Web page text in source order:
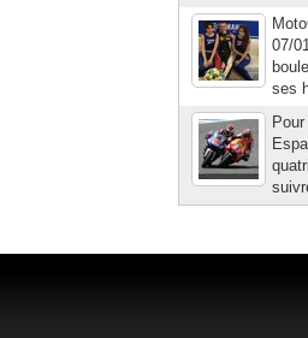
07/
ses